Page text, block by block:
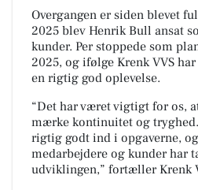
Overgangen er siden blevet
2025 blev Henrik Bull ansat
kunder. Per stoppede som
2025, og ifølge Krenk VVS
en rigtig god oplevelse.
“Det har været vigtigt for os,
mærke kontinuitet og
rigtig godt ind i opgaverne,
medarbejdere og kunder har
udviklingen,” fortæller Krenk